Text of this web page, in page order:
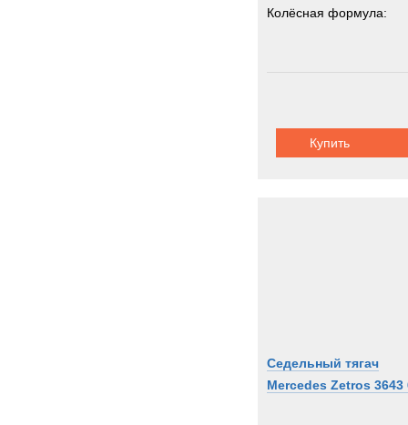
Колёсная формула:
Купить
Седельный тягач
Mercedes Zetros 3643